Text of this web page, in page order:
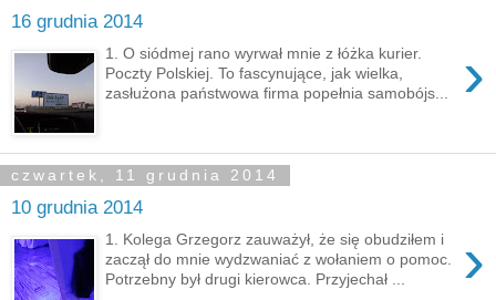
16 grudnia 2014
›
1. O siódmej rano wyrwał mnie z łóżka kurier.
Poczty Polskiej. To fascynujące, jak wielka,
zasłużona państwowa firma popełnia samobójs...
czwartek, 11 grudnia 2014
10 grudnia 2014
›
1. Kolega Grzegorz zauważył, że się obudziłem i
zaczął do mnie wydzwaniać z wołaniem o pomoc.
Potrzebny był drugi kierowca. Przyjechał ...